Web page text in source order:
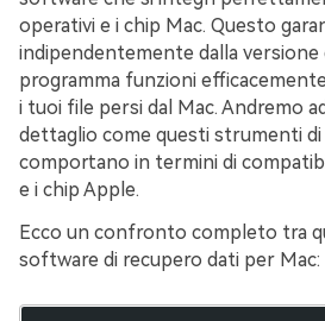
operativi e i chip Mac. Questo
indipendentemente dalla versione
programma funzioni
i tuoi file persi dal Mac. Andremo
dettaglio come questi strumenti di
comportano in termini di
e i chip Apple.
Ecco un confronto completo tra
software di recupero dati per Mac: